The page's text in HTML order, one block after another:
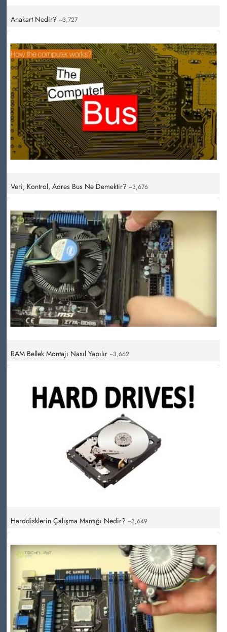
Anakart Nedir? ~3,727
Veri, Kontrol, Adres Bus Ne Demektir? ~3,676
RAM Bellek Montajı Nasıl Yapılır ~3,662
Harddisklerin Çalışma Mantığı Nedir? ~3,649